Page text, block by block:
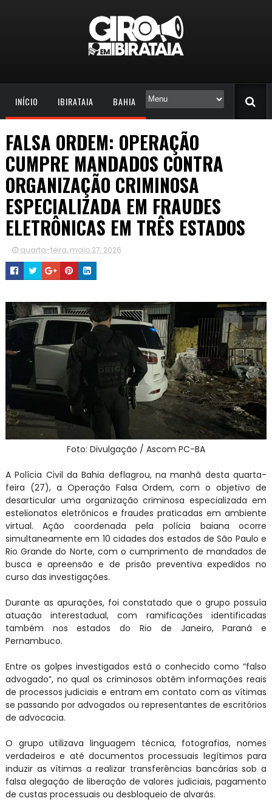
INÍCIO IBIRATAIA BAHIA
FALSA ORDEM: OPERAÇÃO
CUMPRE MANDADOS CONTRA
ORGANIZAÇÃO CRIMINOSA
ESPECIALIZADA EM FRAUDES
ELETRÔNICAS EM TRÊS ESTADOS
quarta-feira, maio 27, 2026
Foto: Divulgação / Ascom PC-BA
A Polícia Civil da Bahia deflagrou, na manhã desta quarta-
feira (27), a Operação Falsa Ordem, com o objetivo de
desarticular uma organização criminosa especializada em
estelionatos eletrônicos e fraudes praticadas em ambiente
virtual. Ação coordenada pela polícia baiana ocorre
simultaneamente em 10 cidades dos estados de São Paulo e
Rio Grande do Norte, com o cumprimento de mandados de
busca e apreensão e de prisão preventiva expedidos no
curso das investigações.
Durante as apurações, foi constatado que o grupo possuía
atuação interestadual, com ramificações identificadas
também nos estados do Rio de Janeiro, Paraná e
Pernambuco.
Entre os golpes investigados está o conhecido como “falso
advogado”, no qual os criminosos obtêm informações reais
de processos judiciais e entram em contato com as vítimas
se passando por advogados ou representantes de escritórios
de advocacia.
O grupo utilizava linguagem técnica, fotografias, nomes
verdadeiros e até documentos processuais legítimos para
induzir as vítimas a realizar transferências bancárias sob a
falsa alegação de liberação de valores judiciais, pagamento
de custas processuais ou desbloqueio de alvarás.